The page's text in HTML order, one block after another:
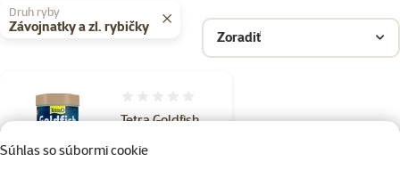
Súhlas so súbormi cookie
Druh ryby
Závojnatky a zl. rybičky
Zoradiť
Tetra Goldfish
Granules 250ml